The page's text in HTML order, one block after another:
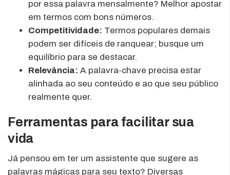
por essa palavra mensalmente? Melhor apostar
em termos com bons números.
Competitividade: Termos populares demais
podem ser difíceis de ranquear; busque um
equilíbrio para se destacar.
Relevância: A palavra-chave precisa estar
alinhada ao seu conteúdo e ao que seu público
realmente quer.
Ferramentas para facilitar sua
vida
Já pensou em ter um assistente que sugere as
palavras mágicas para seu texto? Diversas